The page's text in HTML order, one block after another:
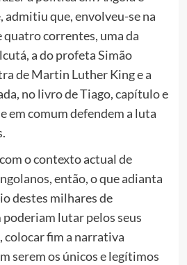
que, envolveu-se na
correntes, uma da
a do profeta Simão
de Martin Luther King e a
no livro de Tiago, capítulo e
em comum defendem a luta
o contexto actual de
então, o que adianta
destes milhares de
poderiam lutar pelos seus
colocar fim a narrativa
serem os únicos e legítimos